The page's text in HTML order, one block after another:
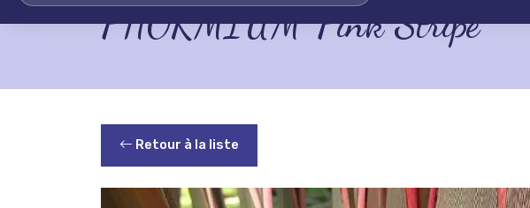
PHORMIUM 'Pink Stripe'
Retour à la liste